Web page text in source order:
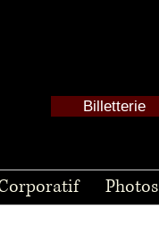
Billetterie
Photos